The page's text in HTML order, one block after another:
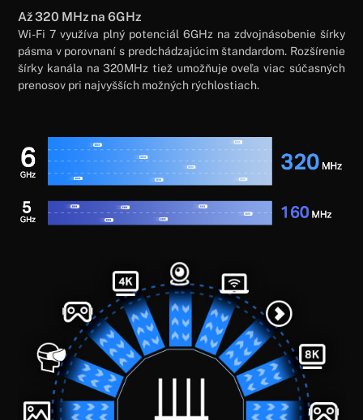
Až 320 MHz na 6GHz
Wi-Fi 7 využíva plný potenciál 6GHz na zdvojnásobenie šírky
pásma v porovnaní s predchádzajúcim štandardom. Rozšírenie
šírky kanála na 320MHz tiež umožňuje oveľa viac súčasných
prenosov pri najvyšších možných rýchlostiach.